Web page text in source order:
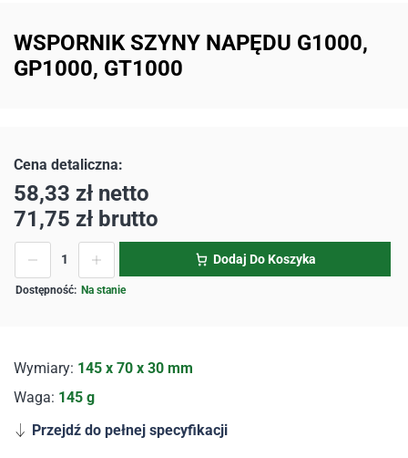
WSPORNIK SZYNY NAPĘDU G1000,
GP1000, GT1000
Wymiary: 145 x 70 x 30 mm
Waga: 145 g
Przejdź do pełnej specyfikacji
58,33 zł netto
71,75 zł brutto
Na stanie
Dodaj Do Koszyka